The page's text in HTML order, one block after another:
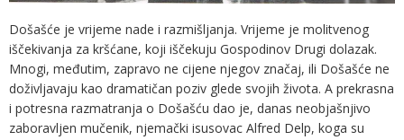
Došašće je vrijeme nade i razmišljanja. Vrijeme je molitvenog
iščekivanja za kršćane, koji iščekuju Gospodinov Drugi dolazak.
Mnogi, međutim, zapravo ne cijene njegov značaj, ili Došašće ne
doživljavaju kao dramatičan poziv glede svojih života. A prekrasna
i potresna razmatranja o Došašću dao je, danas neobjašnjivo
zaboravljen mučenik, njemački isusovac Alfred Delp, koga su